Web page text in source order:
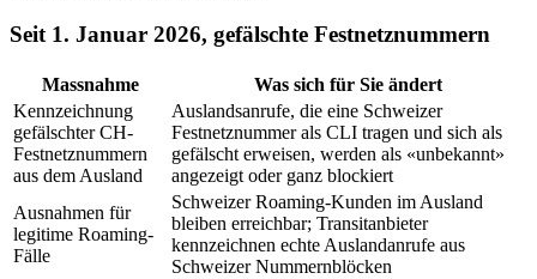
Seit 1. Januar 2026, gefälschte Festnetznummern
Massnahme
Was sich für Sie ändert
Kennzeichnung
gefälschter CH-
Festnetznummern
aus dem Ausland
Auslandsanrufe, die eine Schweizer
Festnetznummer als CLI tragen und sich als
gefälscht erweisen, werden als «unbekannt»
angezeigt oder ganz blockiert
Ausnahmen für
legitime Roaming-
Fälle
Schweizer Roaming-Kunden im Ausland
bleiben erreichbar; Transitanbieter
kennzeichnen echte Auslandanrufe aus
Schweizer Nummernblöcken